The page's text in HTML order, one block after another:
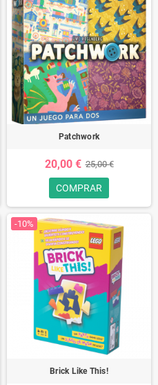
Patchwork
20,00 € 25,00 €
COMPRAR
-10%
Brick Like This!